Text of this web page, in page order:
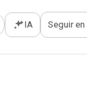
opciones para
IA Seguir en